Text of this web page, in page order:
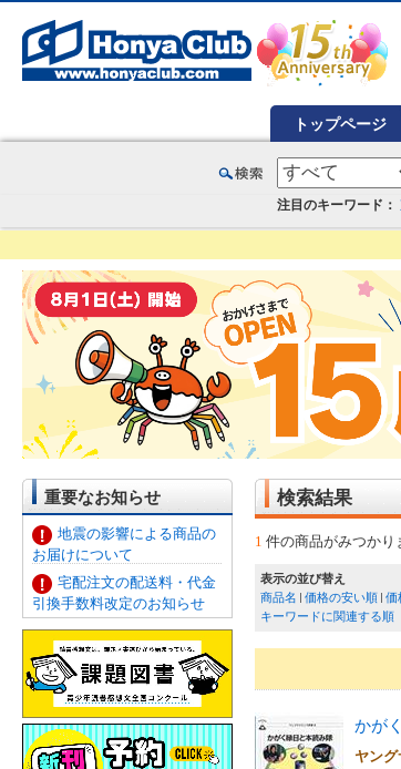
トップページ
注目のキーワード：
重要なお知らせ
地震の影響による商品の
お届けについて
宅配注文の配送料・代金
引換手数料改定のお知らせ
検索結果
1 件の商品がみつかり
表示の並び替え
商品名
価格の安い順 価
キーワードに関連する順
かが
ヤン